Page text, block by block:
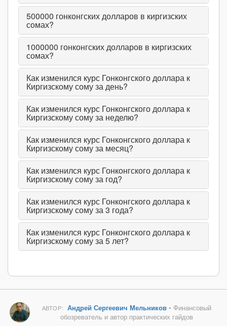
500000 гонконгских долларов в киргизских
сомах?
1000000 гонконгских долларов в киргизских
сомах?
Как изменился курс Гонконгского доллара к
Киргизскому сому за день?
Как изменился курс Гонконгского доллара к
Киргизскому сому за неделю?
Как изменился курс Гонконгского доллара к
Киргизскому сому за месяц?
Как изменился курс Гонконгского доллара к
Киргизскому сому за год?
Как изменился курс Гонконгского доллара к
Киргизскому сому за 3 года?
Как изменился курс Гонконгского доллара к
Киргизскому сому за 5 лет?
АВТОР: Андрей Сергеевич Мельников• Финансовый
обозреватель и автор практических гайдов